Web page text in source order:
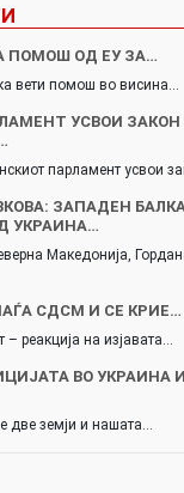
ПОМОШ ОД ЕУ ЗА…
вети помош во висина…
УСВОИ ЗАКОН
парламент усвои
ЗАПАДЕН
УКРАИНА…
Македонија,
СДСМ И СЕ КРИЕ…
– реакција на изјавата…
ВО УКРАИНА
две земји и нашата…